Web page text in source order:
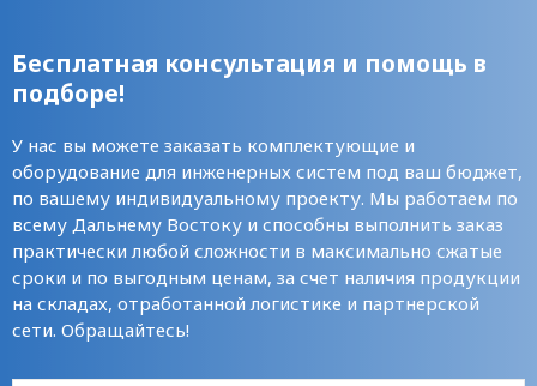
Бесплатная консультация и помощь в
подборе!
У нас вы можете заказать комплектующие и
оборудование для инженерных систем под ваш бюджет,
по вашему индивидуальному проекту. Мы работаем по
всему Дальнему Востоку и способны выполнить заказ
практически любой сложности в максимально сжатые
сроки и по выгодным ценам, за счет наличия продукции
на складах, отработанной логистике и партнерской
сети. Обращайтесь!